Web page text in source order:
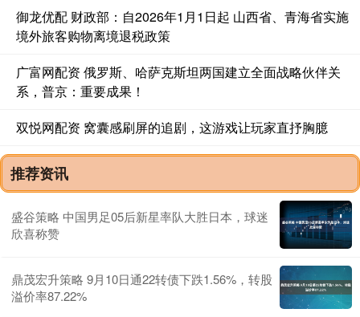
御龙优配 财政部：自2026年1月1日起 山西省、青海省实施
境外旅客购物离境退税政策
广富网配资 俄罗斯、哈萨克斯坦两国建立全面战略伙伴关
系，普京：重要成果！
双悦网配资 窝囊感刷屏的追剧，这游戏让玩家直抒胸臆
推荐资讯
盛谷策略 中国男足05后新星率队大胜日本，球迷
欣喜称赞
鼎茂宏升策略 9月10日通22转债下跌1.56%，转股
溢价率87.22%